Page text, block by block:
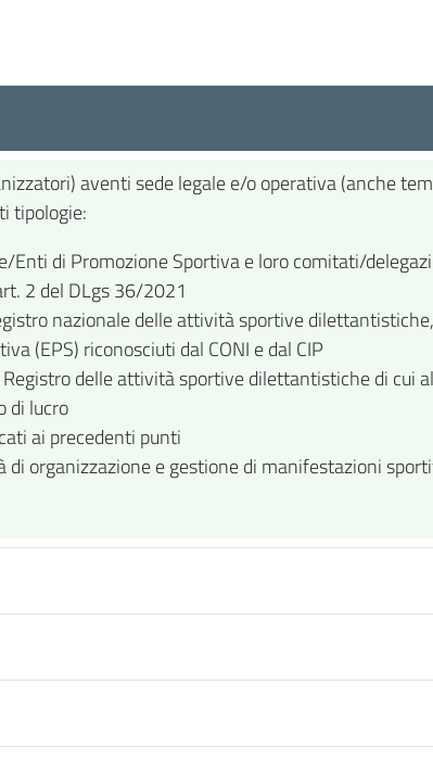
aventi sede legale e/o operativa (anche
tipologie:
di Promozione Sportiva e loro comitati/
2 del DLgs 36/2021
nazionale delle attività sportive
(EPS) riconosciuti dal CONI e dal CIP
delle attività sportive dilettantistiche di cui
di lucro
ai precedenti punti
organizzazione e gestione di manifestazioni